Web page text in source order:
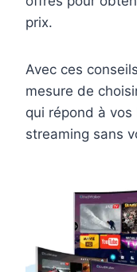
prix.
Avec ces
mesure de
qui répond à
streaming sans